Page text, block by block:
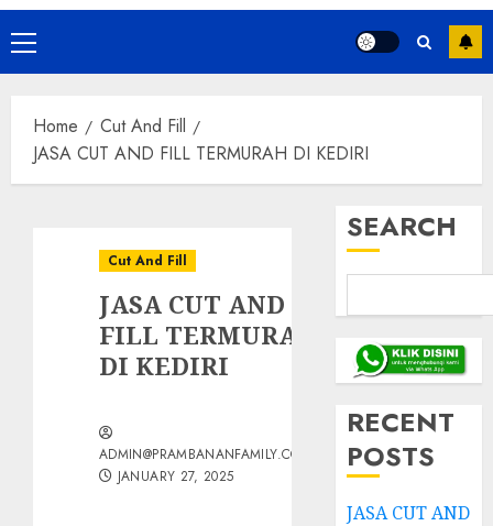
Primary
Menu
Home
Cut And Fill
JASA CUT AND FILL TERMURAH DI KEDIRI
Cut And Fill
JASA CUT AND
FILL TERMURAH
DI KEDIRI
ADMIN@PRAMBANANFAMILY.COM
JANUARY 27, 2025
SEARCH
RECENT
POSTS
JASA CUT AND